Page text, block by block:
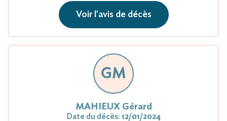
Voir l'avis de décès
GM
MAHIEUX Gérard
Date du décès: 12/01/2024